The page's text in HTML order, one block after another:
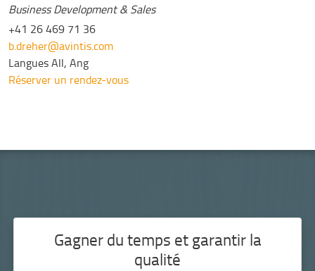
Business Development & Sales
+41 26 469 71 36
b.dreher@avintis.com
LanguesAll, Ang
Réserver un rendez-vous
Gagner du temps et garantir la
qualité